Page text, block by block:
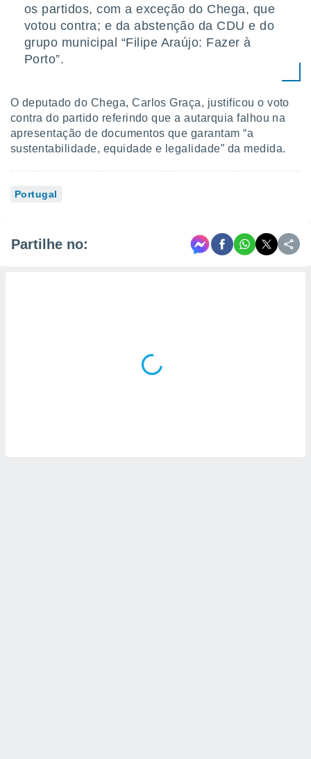
os partidos, com a exceção do Chega, que
votou contra; e da abstenção da CDU e do
grupo municipal “Filipe Araújo: Fazer à
Porto”.
O deputado do Chega, Carlos Graça, justificou o voto
contra do partido referindo que a autarquia falhou na
apresentação de documentos que garantam “a
sustentabilidade, equidade e legalidade” da medida.
Portugal
Partilhe no: